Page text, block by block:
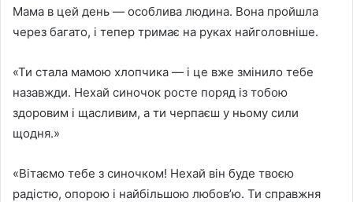
Мама в цей день — особлива людина. Вона пройшла
через багато, і тепер тримає на руках найголовніше.
«Ти стала мамою хлопчика — і це вже змінило тебе
назавжди. Нехай синочок росте поряд із тобою
здоровим і щасливим, а ти черпаєш у ньому сили
щодня.»
«Вітаємо тебе з синочком! Нехай він буде твоєю
радістю, опорою і найбільшою любов’ю. Ти справжня